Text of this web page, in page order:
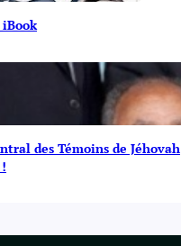
des Témoins de Jéhovah